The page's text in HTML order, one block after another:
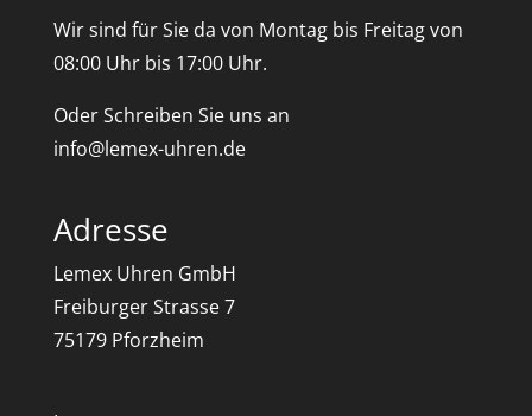
Wir sind für Sie da von Montag bis Freitag von
08:00 Uhr bis 17:00 Uhr.
Oder Schreiben Sie uns an
info@lemex-uhren.de
Adresse
Lemex Uhren GmbH
Freiburger Strasse 7
75179 Pforzheim